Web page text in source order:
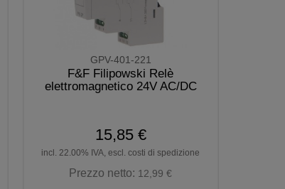
GPV-401-221
F&F Filipowski Relè
elettromagnetico 24V AC/DC
15,85 €
incl. 22.00% IVA, escl. costi di spedizione
Prezzo netto: 12,99 €